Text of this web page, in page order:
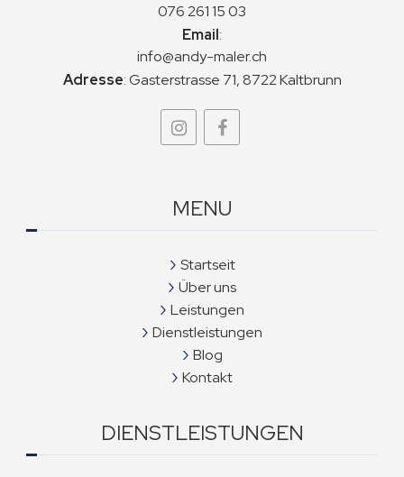
076 261 15 03
Email:
info@andy-maler.ch
Adresse:Gasterstrasse 71, 8722 Kaltbrunn
MENU
Startseit
Über uns
Leistungen
Dienstleistungen
Blog
Kontakt
DIENSTLEISTUNGEN